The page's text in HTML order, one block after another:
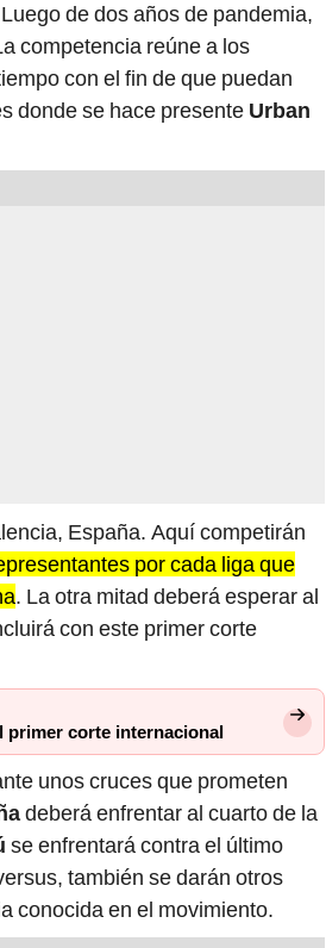
de dos años de pandemia,
competencia reúne a los
con el fin de que puedan
donde se hace presente Urban
España. Aquí competirán
por cada liga que
. La otra mitad deberá esperar al
con este primer corte
primer corte internacional
unos cruces que prometen
deberá enfrentar al cuarto de la
se enfrentará contra el último
también se darán otros
conocida en el movimiento.